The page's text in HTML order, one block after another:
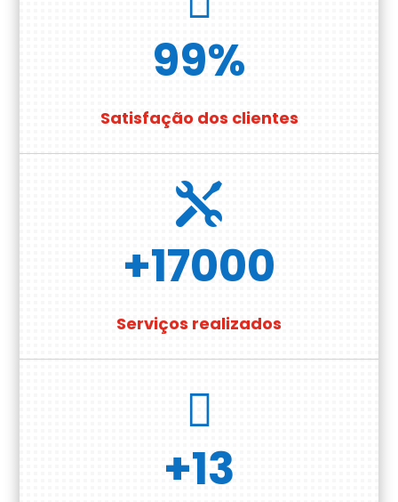
99%
Satisfação dos clientes

+17000
Serviços realizados

+13